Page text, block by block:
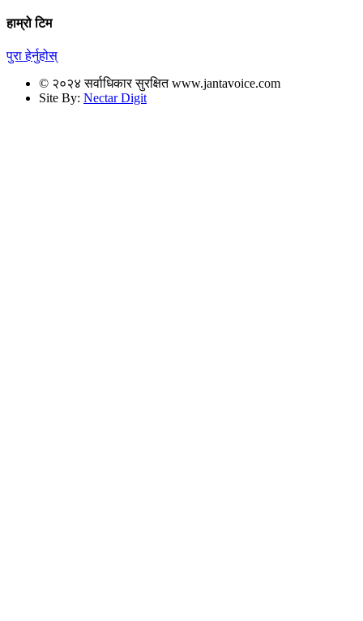
हाम्रो टिम
पुरा हेर्नुहोस्
© २०२४ सर्वाधिकार सुरक्षित www.jantavoice.com
Site By: Nectar Digit